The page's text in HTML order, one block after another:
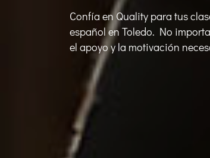
Confía en Quality para tus
español en Toledo. No
el apoyo y la motivación